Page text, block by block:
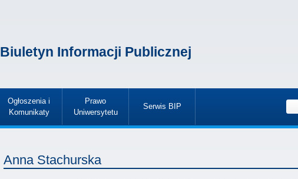
Biuletyn Informacji Publicznej
Ogłoszenia i
Komunikaty
»
Prawo
Uniwersytetu
»
Serwis BIP
»
Anna Stachurska